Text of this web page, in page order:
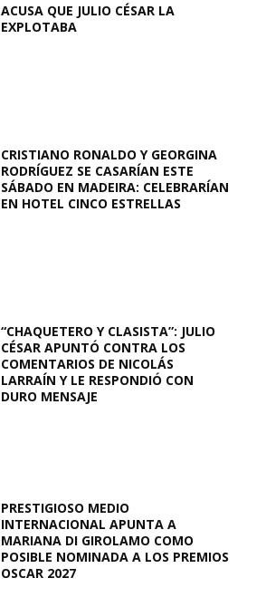
ACUSA QUE JULIO CÉSAR LA
EXPLOTABA
CRISTIANO RONALDO Y GEORGINA
RODRÍGUEZ SE CASARÍAN ESTE
SÁBADO EN MADEIRA: CELEBRARÍAN
EN HOTEL CINCO ESTRELLAS
“CHAQUETERO Y CLASISTA”: JULIO
CÉSAR APUNTÓ CONTRA LOS
COMENTARIOS DE NICOLÁS
LARRAÍN Y LE RESPONDIÓ CON
DURO MENSAJE
PRESTIGIOSO MEDIO
INTERNACIONAL APUNTA A
MARIANA DI GIROLAMO COMO
POSIBLE NOMINADA A LOS PREMIOS
OSCAR 2027